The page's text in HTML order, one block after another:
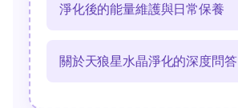
淨化後的能量維護與日常保養
關於天狼星水晶淨化的深度問答